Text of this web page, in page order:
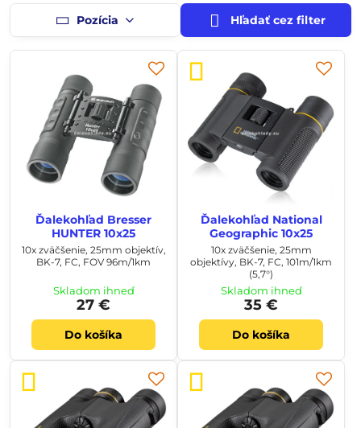
Pozícia Hľadať cez filter
Ďalekohľad Bresser
HUNTER 10x25
10x zväčšenie, 25mm objektív,
BK-7, FC, FOV 96m/1km
Skladom ihneď
27 €
Do košíka
Ďalekohľad National
Geographic 10x25
10x zväčšenie, 25mm
objektívy, BK-7, FC, 101m/1km
(5,7°)
Skladom ihneď
35 €
Do košíka